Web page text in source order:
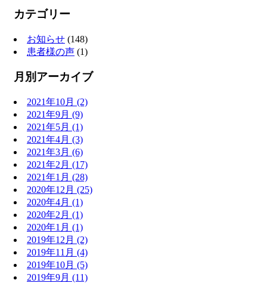
カテゴリー
お知らせ (148)
患者様の声 (1)
月別アーカイブ
2021年10月 (2)
2021年9月 (9)
2021年5月 (1)
2021年4月 (3)
2021年3月 (6)
2021年2月 (17)
2021年1月 (28)
2020年12月 (25)
2020年4月 (1)
2020年2月 (1)
2020年1月 (1)
2019年12月 (2)
2019年11月 (4)
2019年10月 (5)
2019年9月 (11)